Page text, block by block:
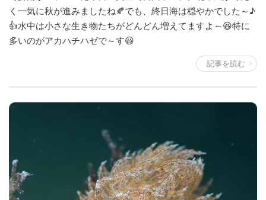
く一気に秋が進みましたね🍂でも、終日海は穏やかでした～♪
👍水中は小さな生き物たちがどんどん増えてますよ～😆特に
多いのがアカハチハゼで～す😃
記事を読む